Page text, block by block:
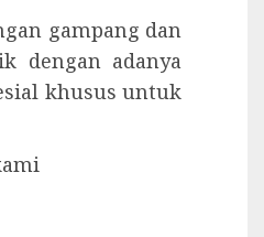
gampang dan
dengan adanya
khusus untuk